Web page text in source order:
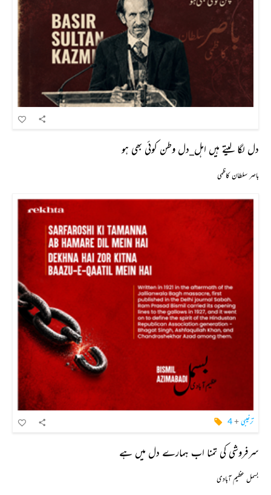
دل لگا لیتے ہیں اہل_دل وطن کوئی بھی ہو
باصر سلطان کاظمی
ترغیبی+
4
سرفروشی کی تمنا اب ہمارے دل میں ہے
بسمل عظیم آبادی